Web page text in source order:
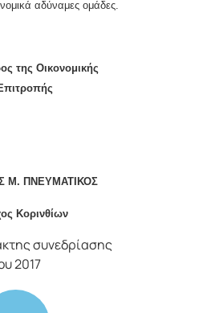
αδύναμες ομάδες.
της Οικονομικής
Μ. ΠΝΕΥΜΑΤΙΚΟΣ
Κορινθίων
συνεδρίασης
2017